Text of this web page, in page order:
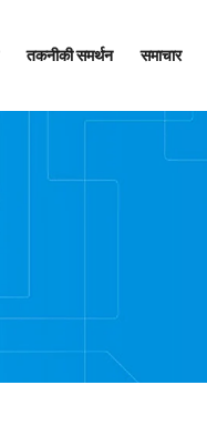
तकनीकी समर्थन समाचार